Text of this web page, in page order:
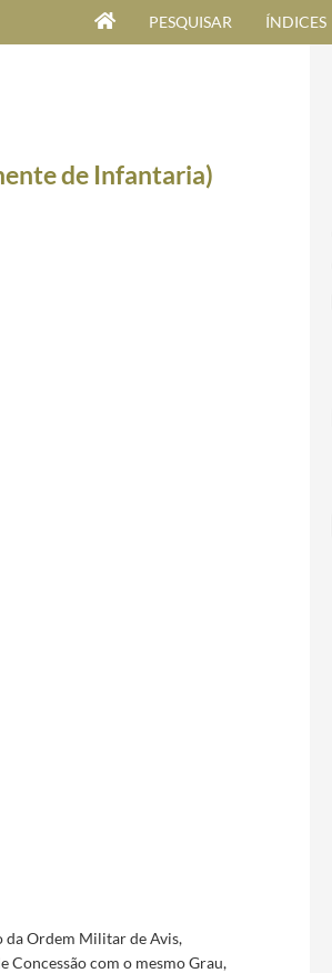
PESQUISAR ÍNDICES
de Infantaria)
da Ordem Militar de Avis,
Concessão com o mesmo Grau,